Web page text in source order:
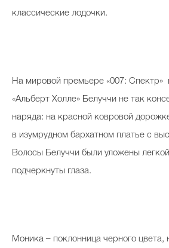
классические лодочки.
На мировой премьере «007: Спектр»
«Альберт Холле» Белуччи не так
наряда: на красной ковровой
в изумрудном бархатном платье с
Волосы Белуччи были уложены
подчеркнуты глаза.
Моника – поклонница черного цвета,